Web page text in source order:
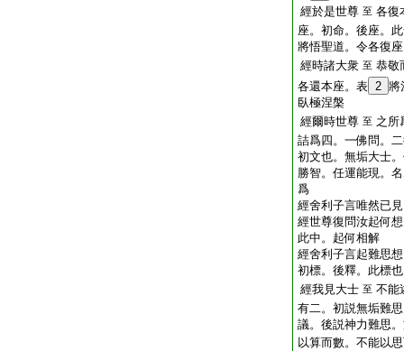
經於是世尊 至 各復
座。初命。後座。
將悟聖道。令各復座
經時諸大衆 至 恭敬
各還本座。表 2 將
臥極涅槃
經爾時世尊 至 之
詰爲四。一佛問。
初文也。無垢大士
勝智。任運能現。
爲
經舍利子言唯然已
經世尊復問汝起何
此中。起何相解
經舍利子言起難思
初標。後釋。此標也
經我見大士 至 不能
有二。初説無垢難
議。後説神力難思
以算而數。不能以